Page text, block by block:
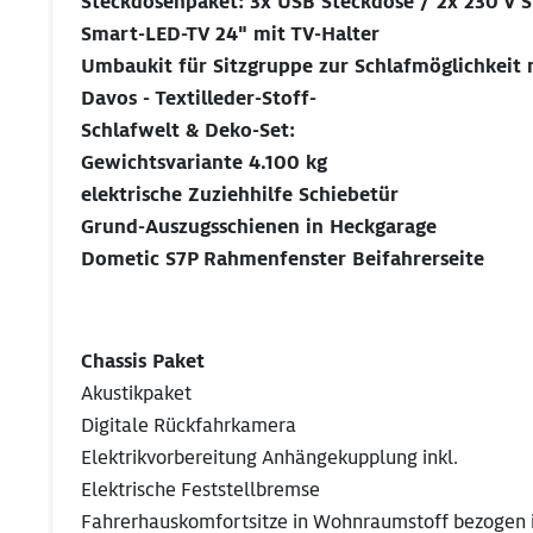
Smart-LED-TV 24" mit TV-Halter
Umbaukit für Sitzgruppe zur Schlafmöglichkeit
Davos - Textilleder-Stoff-
Schlafwelt & Deko-Set:
Gewichtsvariante 4.100 kg
elektrische Zuziehhilfe Schiebetür
Grund-Auszugsschienen in Heckgarage
Dometic S7P Rahmenfenster Beifahrerseite
Chassis Paket
Akustikpaket
Digitale Rückfahrkamera
Elektrikvorbereitung Anhängekupplung inkl.
Elektrische Feststellbremse
Fahrerhauskomfortsitze in Wohnraumstoff bezogen